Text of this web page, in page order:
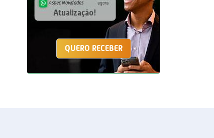
QUERO RECEBER